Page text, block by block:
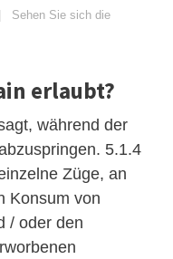
Sehen Sie sich die
erlaubt?
während der
5.1.4
Züge, an
Konsum von
/ oder den